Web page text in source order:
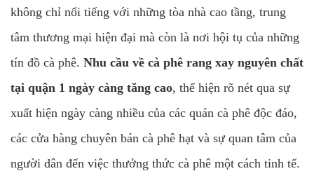
không chỉ nổi tiếng với những tòa nhà cao tầng, trung
tâm thương mại hiện đại mà còn là nơi hội tụ của những
tín đồ cà phê. Nhu cầu về cà phê rang xay nguyên chất
tại quận 1 ngày càng tăng cao, thể hiện rõ nét qua sự
xuất hiện ngày càng nhiều của các quán cà phê độc đáo,
các cửa hàng chuyên bán cà phê hạt và sự quan tâm của
người dân đến việc thưởng thức cà phê một cách tinh tế.